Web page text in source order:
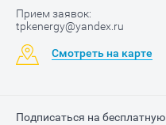
Прием заявок:
tpkenergy@yandex.ru
Смотреть на карте
Подписаться на бесплатную